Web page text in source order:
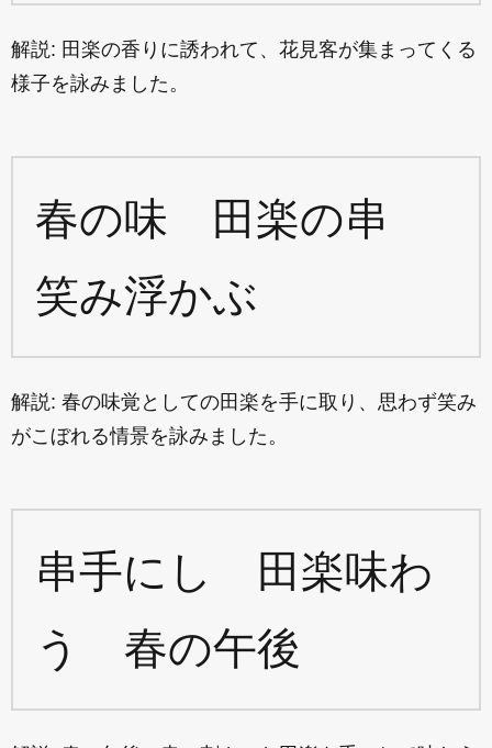
解説: 田楽の香りに誘われて、花見客が集まってくる
様子を詠みました。
春の味 田楽の串
笑み浮かぶ
解説: 春の味覚としての田楽を手に取り、思わず笑み
がこぼれる情景を詠みました。
串手にし 田楽味わ
う 春の午後